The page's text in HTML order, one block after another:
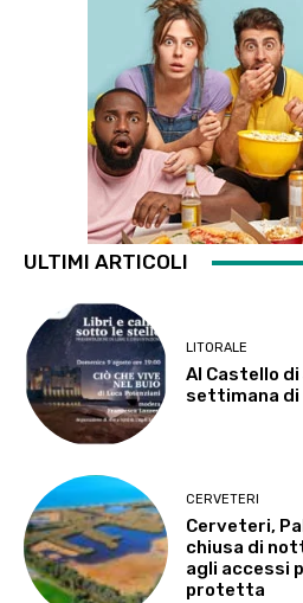
ULTIMI ARTICOLI
LITORALE
Al Castello
settimana
CERVETERI
Cerveteri,
chiusa di
agli accessi
protetta